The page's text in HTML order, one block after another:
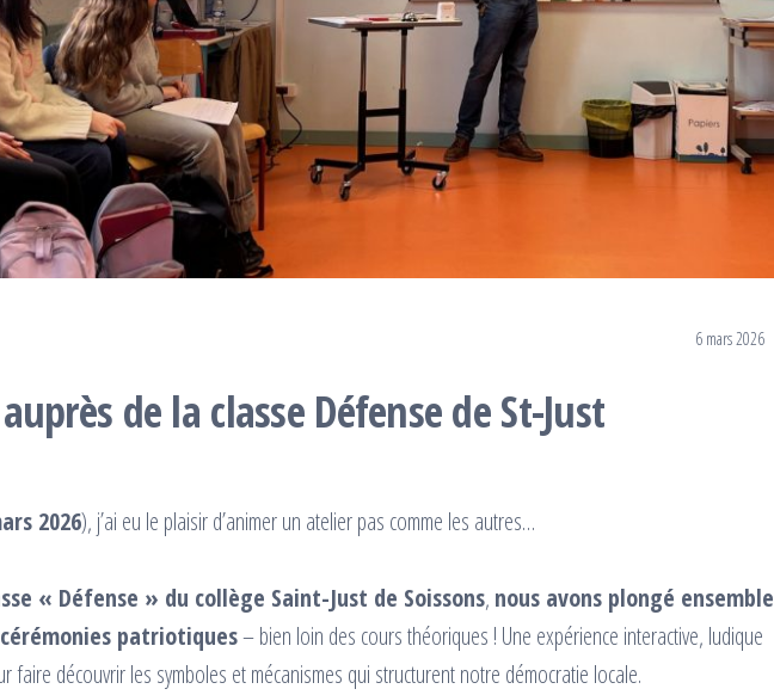
6 mars 2026
de la classe Défense de St-Just
2026), j’ai eu le plaisir d’animer un atelier pas comme les autres…
« Défense » du collège Saint-Just de Soissons, nous avons plongé ensemble
patriotiques– bien loin des cours théoriques ! Une expérience interactive, ludique
faire découvrir les symboles et mécanismes qui structurent notre démocratie locale.